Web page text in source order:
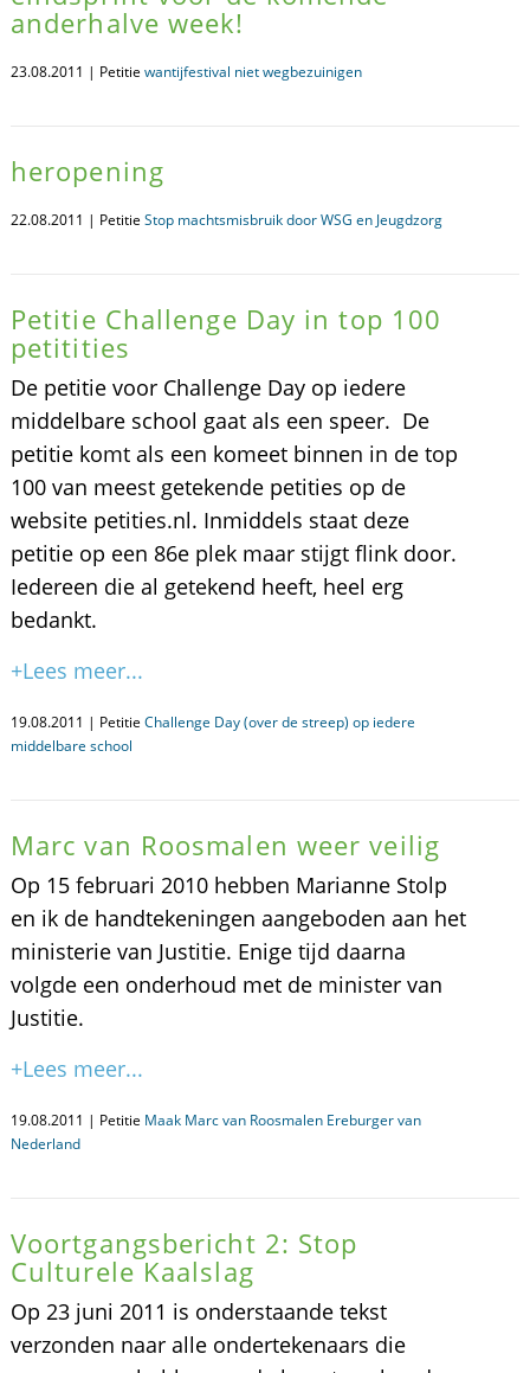
anderhalve week!
23.08.2011 | Petitie wantijfestival niet wegbezuinigen
heropening
22.08.2011 | Petitie Stop machtsmisbruik door WSG en Jeugdzorg
Petitie Challenge Day in top 100
petitities
De petitie voor Challenge Day op iedere
middelbare school gaat als een speer. De
petitie komt als een komeet binnen in de top
100 van meest getekende petities op de
website petities.nl. Inmiddels staat deze
petitie op een 86e plek maar stijgt flink door.
Iedereen die al getekend heeft, heel erg
bedankt.
+Lees meer...
19.08.2011 | Petitie Challenge Day (over de streep) op iedere
middelbare school
Marc van Roosmalen weer veilig
Op 15 februari 2010 hebben Marianne Stolp
en ik de handtekeningen aangeboden aan het
ministerie van Justitie. Enige tijd daarna
volgde een onderhoud met de minister van
Justitie.
+Lees meer...
19.08.2011 | Petitie Maak Marc van Roosmalen Ereburger van
Nederland
Voortgangsbericht 2: Stop
Culturele Kaalslag
Op 23 juni 2011 is onderstaande tekst
verzonden naar alle ondertekenaars die